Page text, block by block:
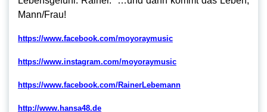
Mann/Frau!
https://www.facebook.com/moyoraymusic
https://www.instagram.com/moyoraymusic
https://www.facebook.com/RainerLebemann
http://www.hansa48.de